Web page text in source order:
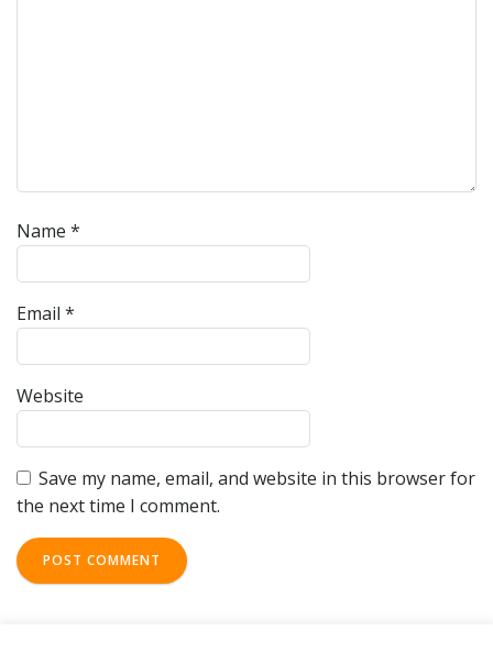
Name *
Email *
Website
Save my name, email, and website in this browser for
the next time I comment.